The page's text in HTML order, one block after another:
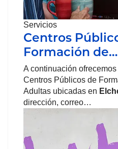
Servicios
Centros
Formación de…
A continuación
Centros Públicos de
Adultas ubicadas en
dirección, correo…